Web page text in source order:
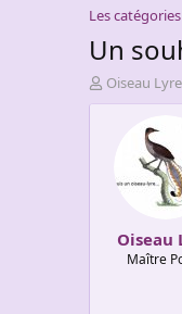
Les
Un
A
u
Oiseau Lyre
Oiseau
Maître